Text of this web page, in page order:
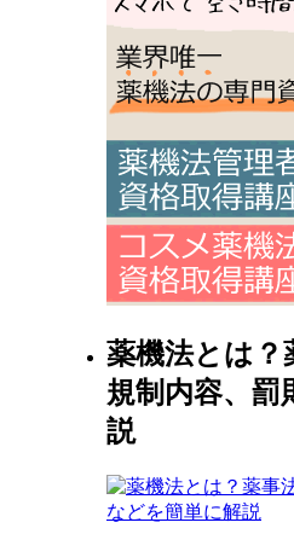
薬機法とは？
規制内容、罰
説